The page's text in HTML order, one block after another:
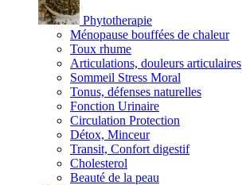
Phytotherapie
Ménopause bouffées de chaleur
Toux rhume
Articulations, douleurs articulaires
Sommeil Stress Moral
Tonus, défenses naturelles
Fonction Urinaire
Circulation Protection
Détox, Minceur
Transit, Confort digestif
Cholesterol
Beauté de la peau